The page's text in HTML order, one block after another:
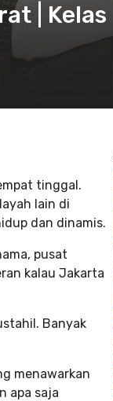
| Kelas
tinggal.
lain di
dan dinamis.
pusat
kalau Jakarta
Banyak
menawarkan
apa saja